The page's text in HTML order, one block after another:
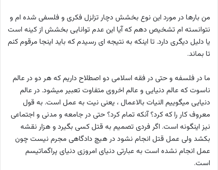
من بارها در مورد این نوع بخشش دچار تزلزل فکری و فلسفی شده ام و
نتوانسته ام تشخیص دهم که آیا این عدم توانایی بخشش از کینه است
یا دلیل دیگری دارد. تا اینکه به نتیجه ای رسیدم که باید اینجا مرقوم کنم
تا بماند.
ما در فلسفه و حتی در فقه اسلامی دو اصطلاح داریم که هر دو در عالم
ناسوت که عالم دنیایی و عالم اخروی متفاوت تعبیر میشود. در عالم
دنیایی میگوییم النیات بالاعمال ، یعنی نیت به عمل است. به قول
معروف کار را که کرد؟ آنکه تمام کرد؟ حتی در جامعه و مدنی و اجتماعی
نیز اینگونه است. اگر فردی تصمیم به قتل کسی بگیرد و هزار نقشه
بکشد ولی عمل قتل انجام نشود در هیچ دادگاهی مجرم نیست چون
عمل انجام نشده است به عبارتی دنیای امروزی دنیای پراگماتیسم
است.